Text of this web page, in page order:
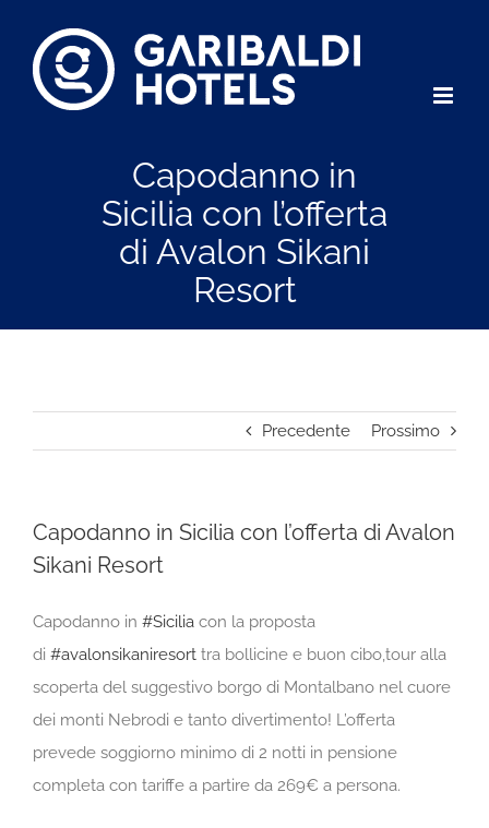
contenuto
Capodanno in
Sicilia con l’offerta
di Avalon Sikani
Resort
Precedente Prossimo
Capodanno in Sicilia con l’offerta di Avalon
Sikani Resort
Capodanno in #Sicilia con la proposta
di #avalonsikaniresort tra bollicine e buon cibo,tour alla
scoperta del suggestivo borgo di Montalbano nel cuore
dei monti Nebrodi e tanto divertimento! L’offerta
prevede soggiorno minimo di 2 notti in pensione
completa con tariffe a partire da 269€ a persona.